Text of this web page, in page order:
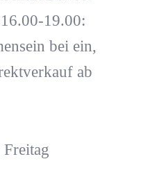
19.00:
bei ein,
ab